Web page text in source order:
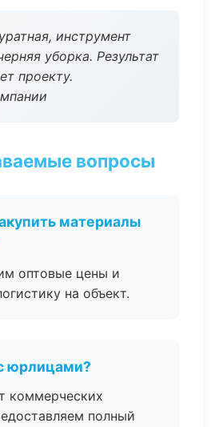
инструмент
уборка. Результат
проекту.
вопросы
материалы
оптовые цены и
на объект.
юрлицами?
коммерческих
полный